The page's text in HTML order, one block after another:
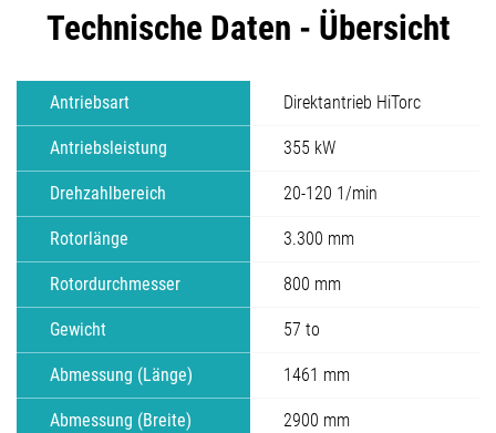
Technische Daten - Übersicht
Antriebsart Direktantrieb HiTorc
Antriebsleistung 355 kW
Drehzahlbereich 20-120 1/min
Rotorlänge 3.300 mm
Rotordurchmesser 800 mm
Gewicht 57 to
Abmessung (Länge) 1461 mm
Abmessung (Breite) 2900 mm